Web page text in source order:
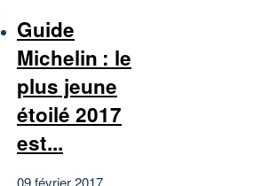
Guide
Michelin : le
plus jeune
étoilé 2017
est...